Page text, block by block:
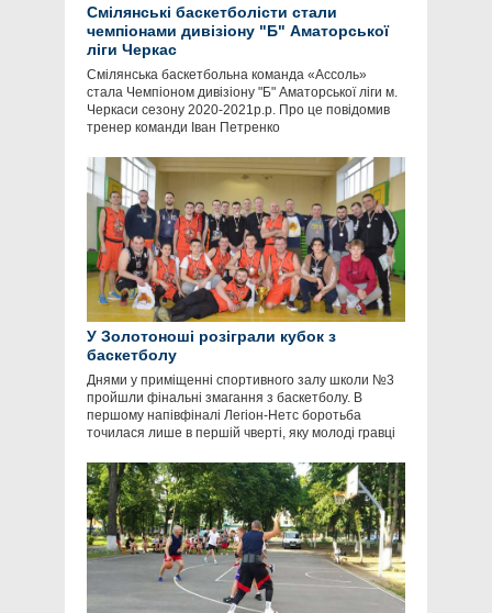
Смілянські баскетболісти стали
чемпіонами дивізіону "Б" Аматорської
ліги Черкас
Смілянська баскетбольна команда «Ассоль»
стала Чемпіоном дивізіону "Б" Аматорської ліги м.
Черкаси сезону 2020-2021р.р. Про це повідомив
тренер команди Іван Петренко
У Золотоноші розіграли кубок з
баскетболу
Днями у приміщенні спортивного залу школи №3
пройшли фінальні змагання з баскетболу. В
першому напівфіналі Легіон-Нетс боротьба
точилася лише в першій чверті, яку молоді гравці